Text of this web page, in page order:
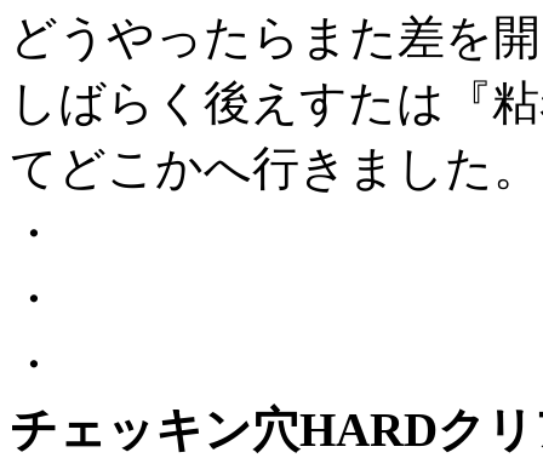
どうやったらまた差を
しばらく後えすたは『
てどこかへ行きました。
・
・
・
チェッキン穴HARDク